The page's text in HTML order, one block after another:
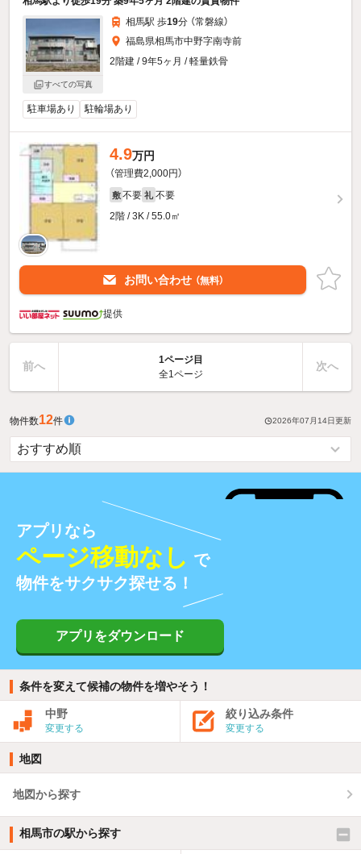
すべての写真
相馬駅 歩19分 （常磐線）
福島県相馬市中野字南寺前
2階建 / 9年5ヶ月 / 軽量鉄骨
駐車場あり 駐輪場あり
4.9万円
（管理費2,000円）
敷 不要 礼 不要
2階 / 3K / 55.0㎡
お問い合わせ （無料）
提供
前へ
1ページ目
全1ページ
次へ
物件数12件 2026年07月14日更新
アプリなら
ページ移動なし で
物件をサクサク探せる！
アプリをダウンロード
条件を変えて候補の物件を増やそう！
中野
変更する
絞り込み条件
変更する
地図
地図から探す
相馬市の駅から探す